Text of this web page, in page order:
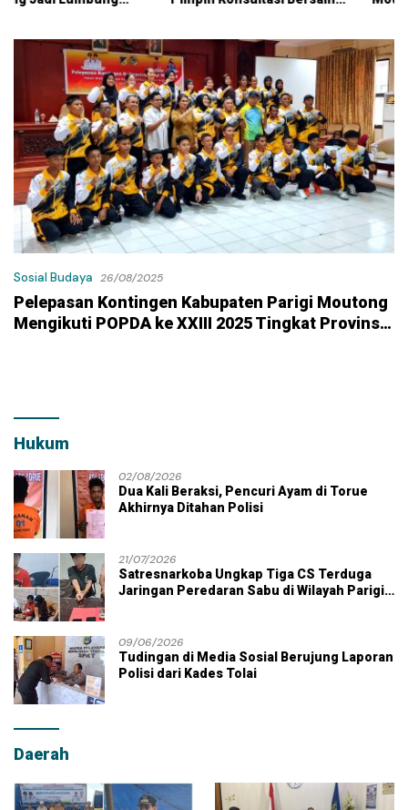
dengan Dana Pribadi
Sosial Budaya 26/08/2025
Pelepasan Kontingen Kabupaten Parigi Moutong
Mengikuti POPDA ke XXIII 2025 Tingkat Provinsi
Hukum
02/08/2026
Dua Kali Beraksi, Pencuri Ayam di Torue
Akhirnya Ditahan Polisi
21/07/2026
Satresnarkoba Ungkap Tiga CS Terduga
Jaringan Peredaran Sabu di Wilayah Parigi
09/06/2026
Tudingan di Media Sosial Berujung Laporan
Polisi dari Kades Tolai
Daerah